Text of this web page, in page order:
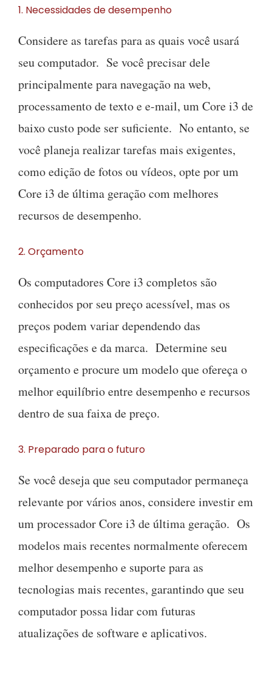
1. Necessidades de desempenho
Considere as tarefas para as quais você usará
seu computador. Se você precisar dele
principalmente para navegação na web,
processamento de texto e e-mail, um Core i3 de
baixo custo pode ser suficiente. No entanto, se
você planeja realizar tarefas mais exigentes,
como edição de fotos ou vídeos, opte por um
Core i3 de última geração com melhores
recursos de desempenho.
2. Orçamento
Os computadores Core i3 completos são
conhecidos por seu preço acessível, mas os
preços podem variar dependendo das
especificações e da marca. Determine seu
orçamento e procure um modelo que ofereça o
melhor equilíbrio entre desempenho e recursos
dentro de sua faixa de preço.
3. Preparado para o futuro
Se você deseja que seu computador permaneça
relevante por vários anos, considere investir em
um processador Core i3 de última geração. Os
modelos mais recentes normalmente oferecem
melhor desempenho e suporte para as
tecnologias mais recentes, garantindo que seu
computador possa lidar com futuras
atualizações de software e aplicativos.